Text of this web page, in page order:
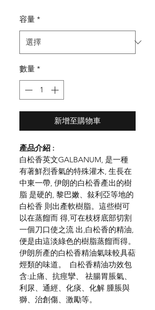
容量 *
數量 *
新增至購物車
產品介紹 :
白松香英文GALBANUM, 是一種
有著鮮烈香氣的特殊灌木, 生長在
中東一帶, 伊朗的白松香產出的樹
脂 是硬的, 黎巴嫩、敍利亞等地的
白松香 則出產軟樹脂。這些樹可
以在蒸餾而 得,可在枝枒底部切割
一個刀口使之流 出,白松香的精油,
便是由這淡綠色的樹脂蒸餾而得。
伊朗所產的白松香精油氣味較具萜
烴類的味道。 白松香精油功效包
含:止痛、抗痙攣、 祛腸胃脹氣、
利尿、通經、化痰、化解 腫脹與
獅、治創傷、激勵等。